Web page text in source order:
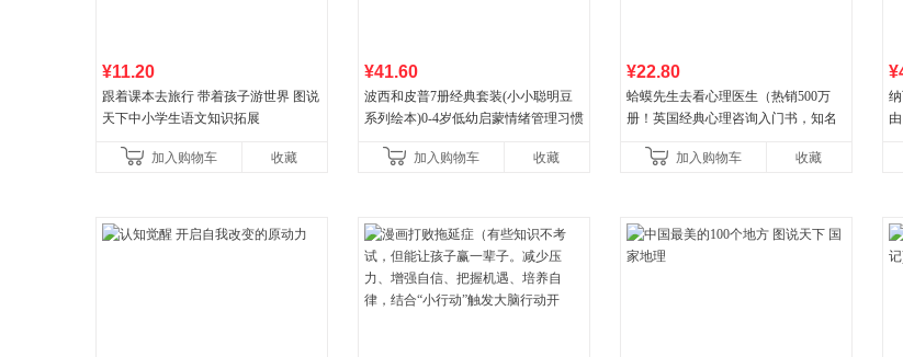
¥11.20
跟着课本去旅行 带着孩子游世界 图说
天下中小学生语文知识拓展
加入购物车 收藏
¥41.60
波西和皮普7册经典套装(小小聪明豆
系列绘本)0-4岁低幼启蒙情绪管理习惯
养好品质，发现快
加入购物车 收藏
¥22.80
蛤蟆先生去看心理医生（热销500万
册！英国经典心理咨询入门书，知名
加入购物车
收藏